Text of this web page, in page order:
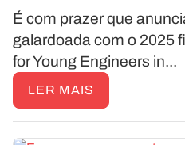
É com prazer que
galardoada com o 2025
for Young Engineers in...
LER MAIS